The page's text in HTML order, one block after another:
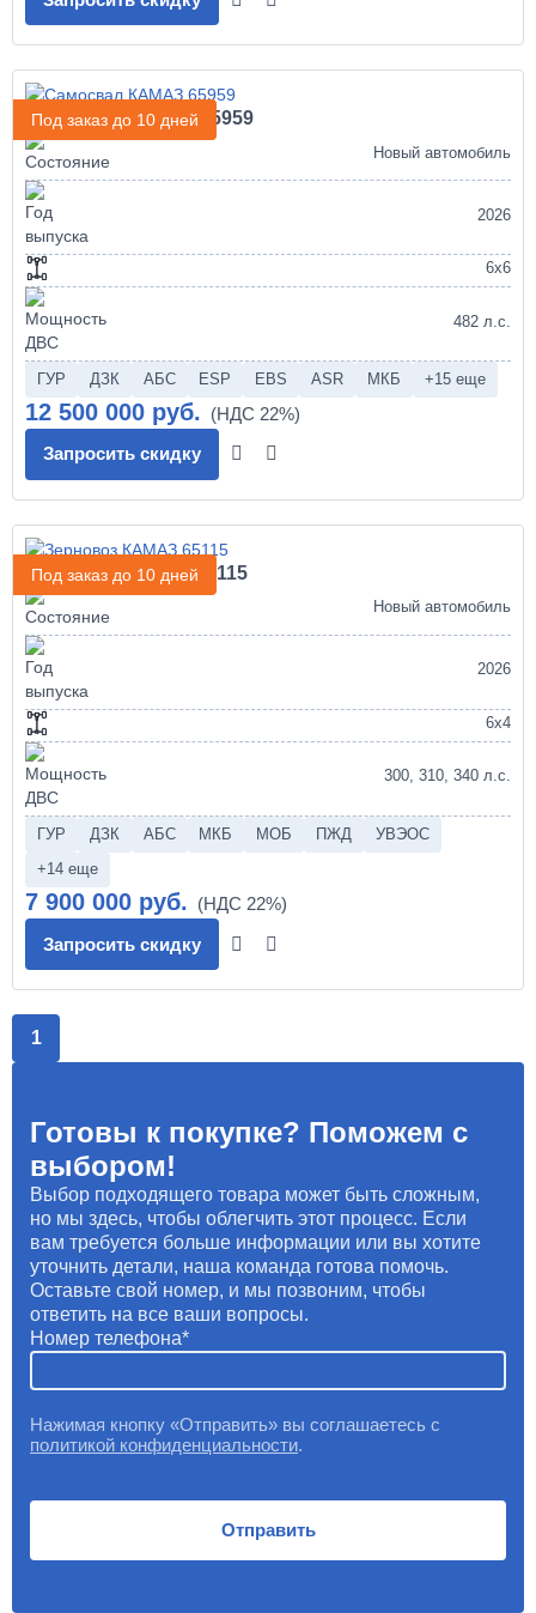
Под заказ до 10 дней
Самосвал КАМАЗ 65959
Новый автомобиль
2026
6х6
482 л.с.
ГУР ДЗК АБС ESP EBS ASR МКБ +15 еще
12 500 000 руб.
Запросить скидку
Под заказ до 10 дней
Зерновоз КАМАЗ 65115
Новый автомобиль
2026
6х4
300, 310, 340 л.с.
ГУР ДЗК АБС МКБ МОБ ПЖД
УВЭОС
+14 еще
7 900 000 руб.
Запросить скидку
1
Готовы к покупке? Поможем с
выбором!
Выбор подходящего товара может быть сложным,
но мы здесь, чтобы облегчить этот процесс. Если
вам требуется больше информации или вы хотите
уточнить детали, наша команда готова помочь.
Оставьте свой номер, и мы позвоним, чтобы
ответить на все ваши вопросы.
Номер телефона
Нажимая кнопку «Отправить» вы соглашаетесь с
политикой конфиденциальности.
Отправить